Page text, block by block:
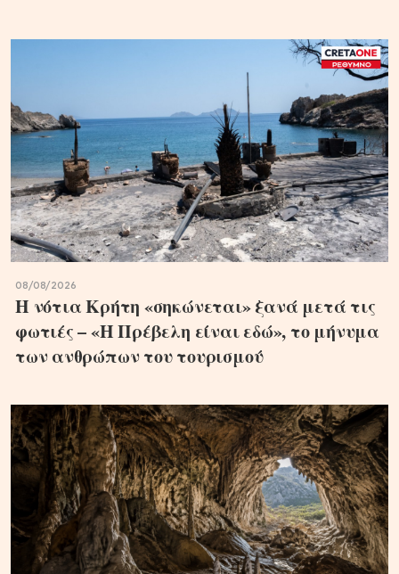
08/08/2026
Η νότια Κρήτη «σηκώνεται» ξανά μετά τις
φωτιές – «Η Πρέβελη είναι εδώ», το μήνυμα
των ανθρώπων του τουρισμού